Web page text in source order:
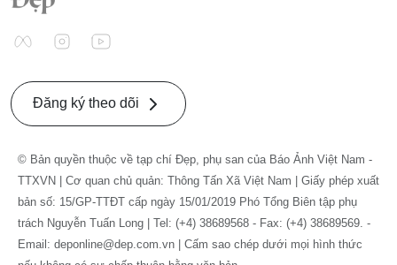
Đăng ký theo dõi
© Bản quyền thuộc về tạp chí Đẹp, phụ san của Báo Ảnh Việt Nam -
TTXVN | Cơ quan chủ quản: Thông Tấn Xã Việt Nam | Giấy phép xuất
bản số: 15/GP-TTĐT cấp ngày 15/01/2019 Phó Tổng Biên tập phụ
trách Nguyễn Tuấn Long | Tel: (+4) 38689568 - Fax: (+4) 38689569. -
Email: deponline@dep.com.vn | Cấm sao chép dưới mọi hình thức